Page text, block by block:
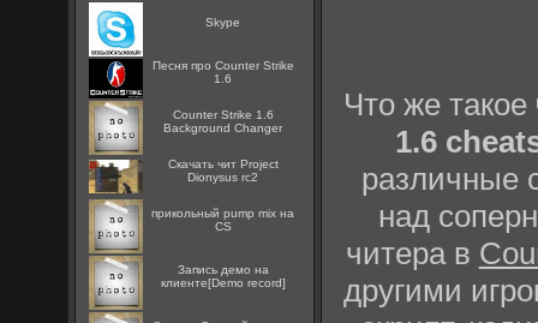
Skype
Песня про Counter Strike
1.6
Counter Strike 1.6
Background Changer
Скачать чит Project
Dionysus rc2
прикольный pump mix на
CS
Запись демо на
клиенте[Demo record]
Что же такое
1.6
различные
над
читера в
другими